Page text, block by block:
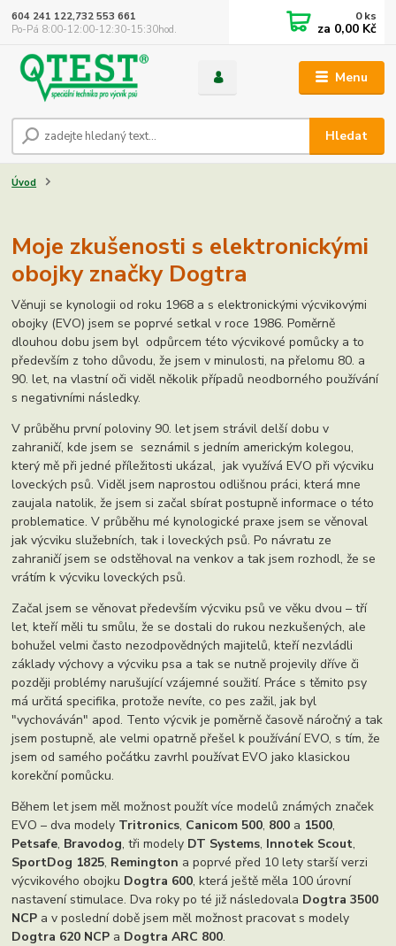
Menu
Hledat
604 241 122,732 553 661
Po-Pá 8:00-12:00-12:30-15:30hod.
0ks
za 0,00 Kč
Úvod
Moje zkušenosti s elektronickými
obojky značky Dogtra
Věnuji se kynologii od roku 1968 a s elektronickými výcvikovými
obojky (EVO) jsem se poprvé setkal v roce 1986. Poměrně
dlouhou dobu jsem byl odpůrcem této výcvikové pomůcky a to
především z toho důvodu, že jsem v minulosti, na přelomu 80. a
90. let, na vlastní oči viděl několik případů neodborného používání
s negativními následky.
V průběhu první poloviny 90. let jsem strávil delší dobu v
zahraničí, kde jsem se seznámil s jedním americkým kolegou,
který mě při jedné příležitosti ukázal, jak využívá EVO při výcviku
loveckých psů. Viděl jsem naprostou odlišnou práci, která mne
zaujala natolik, že jsem si začal sbírat postupně informace o této
problematice. V průběhu mé kynologické praxe jsem se věnoval
jak výcviku služebních, tak i loveckých psů. Po návratu ze
zahraničí jsem se odstěhoval na venkov a tak jsem rozhodl, že se
vrátím k výcviku loveckých psů.
Začal jsem se věnovat především výcviku psů ve věku dvou – tří
let, kteří měli tu smůlu, že se dostali do rukou nezkušených, ale
bohužel velmi často nezodpovědných majitelů, kteří nezvládli
základy výchovy a výcviku psa a tak se nutně projevily dříve či
později problémy narušující vzájemné soužití. Práce s těmito psy
má určitá specifika, protože nevíte, co pes zažil, jak byl
"vychováván" apod. Tento výcvik je poměrně časově náročný a tak
jsem postupně, ale velmi opatrně přešel k používání EVO, s tím, že
jsem od samého počátku zavrhl používat EVO jako klasickou
korekční pomůcku.
Během let jsem měl možnost použít více modelů známých značek
EVO – dva modely Tritronics, Canicom 500, 800 a 1500,
Petsafe, Bravodog, tři modely DT Systems, Innotek Scout,
SportDog 1825, Remington a poprvé před 10 lety starší verzi
výcvikového obojku Dogtra 600, která ještě měla 100 úrovní
nastavení stimulace. Dva roky po té již následovala Dogtra 3500
NCP a v poslední době jsem měl možnost pracovat s modely
Dogtra 620 NCP a Dogtra ARC 800.